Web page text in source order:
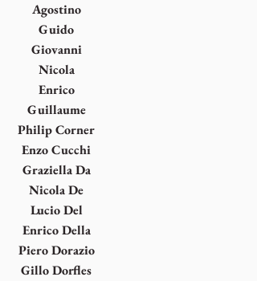
Agostino
Bonalumi
Guido
Cadorin
Giovanni
Campus
Nicola
Carrino
Enrico
Castellani
Guillaume
Corneille
Philip Corner
Enzo Cucchi
Graziella Da
Gioz
Nicola De
Maria
Lucio Del
Pezzo
Enrico Della
Torre
Piero Dorazio
Gillo Dorfles